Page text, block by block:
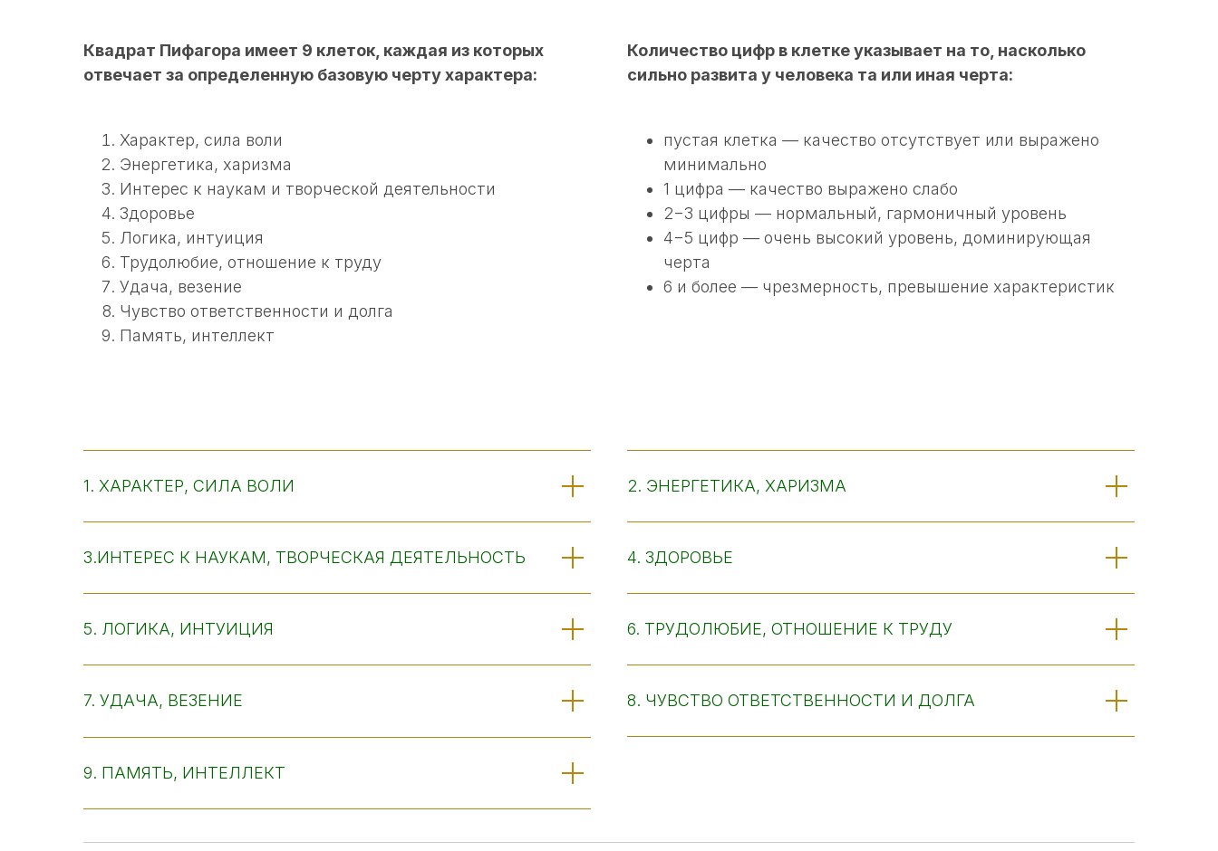
Квадрат Пифагора имеет 9 клеток, каждая из которых
отвечает за определенную базовую черту характера:
Характер, сила воли
Энергетика, харизма
Интерес к наукам и творческой деятельности
Здоровье
Логика, интуиция
Трудолюбие, отношение к труду
Удача, везение
Чувство ответственности и долга
Память, интеллект
Количество цифр в клетке указывает на то, насколько
сильно развита у человека та или иная черта:
пустая клетка — качество отсутствует или выражено
минимально
1 цифра — качество выражено слабо
2−3 цифры — нормальный, гармоничный уровень
4−5 цифр — очень высокий уровень, доминирующая
черта
6 и более — чрезмерность, превышение характеристик
1. ХАРАКТЕР, СИЛА ВОЛИ 2. ЭНЕРГЕТИКА, ХАРИЗМА
3.ИНТЕРЕС К НАУКАМ, ТВОРЧЕСКАЯ ДЕЯТЕЛЬНОСТЬ 4. ЗДОРОВЬЕ
5. ЛОГИКА, ИНТУИЦИЯ 6. ТРУДОЛЮБИЕ, ОТНОШЕНИЕ К ТРУДУ
7. УДАЧА, ВЕЗЕНИЕ 8. ЧУВСТВО ОТВЕТСТВЕННОСТИ И ДОЛГА
9. ПАМЯТЬ, ИНТЕЛЛЕКТ